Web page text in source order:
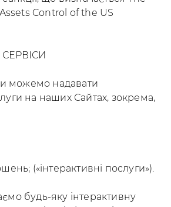
Control of the US
СЕРВІСИ
можемо надавати
на наших Сайтах, зокрема,
(«інтерактивні послуги»).
будь-яку інтерактивну